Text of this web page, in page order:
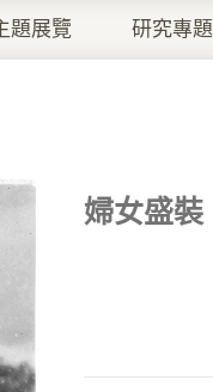
題展覽 研究專題
婦女盛裝